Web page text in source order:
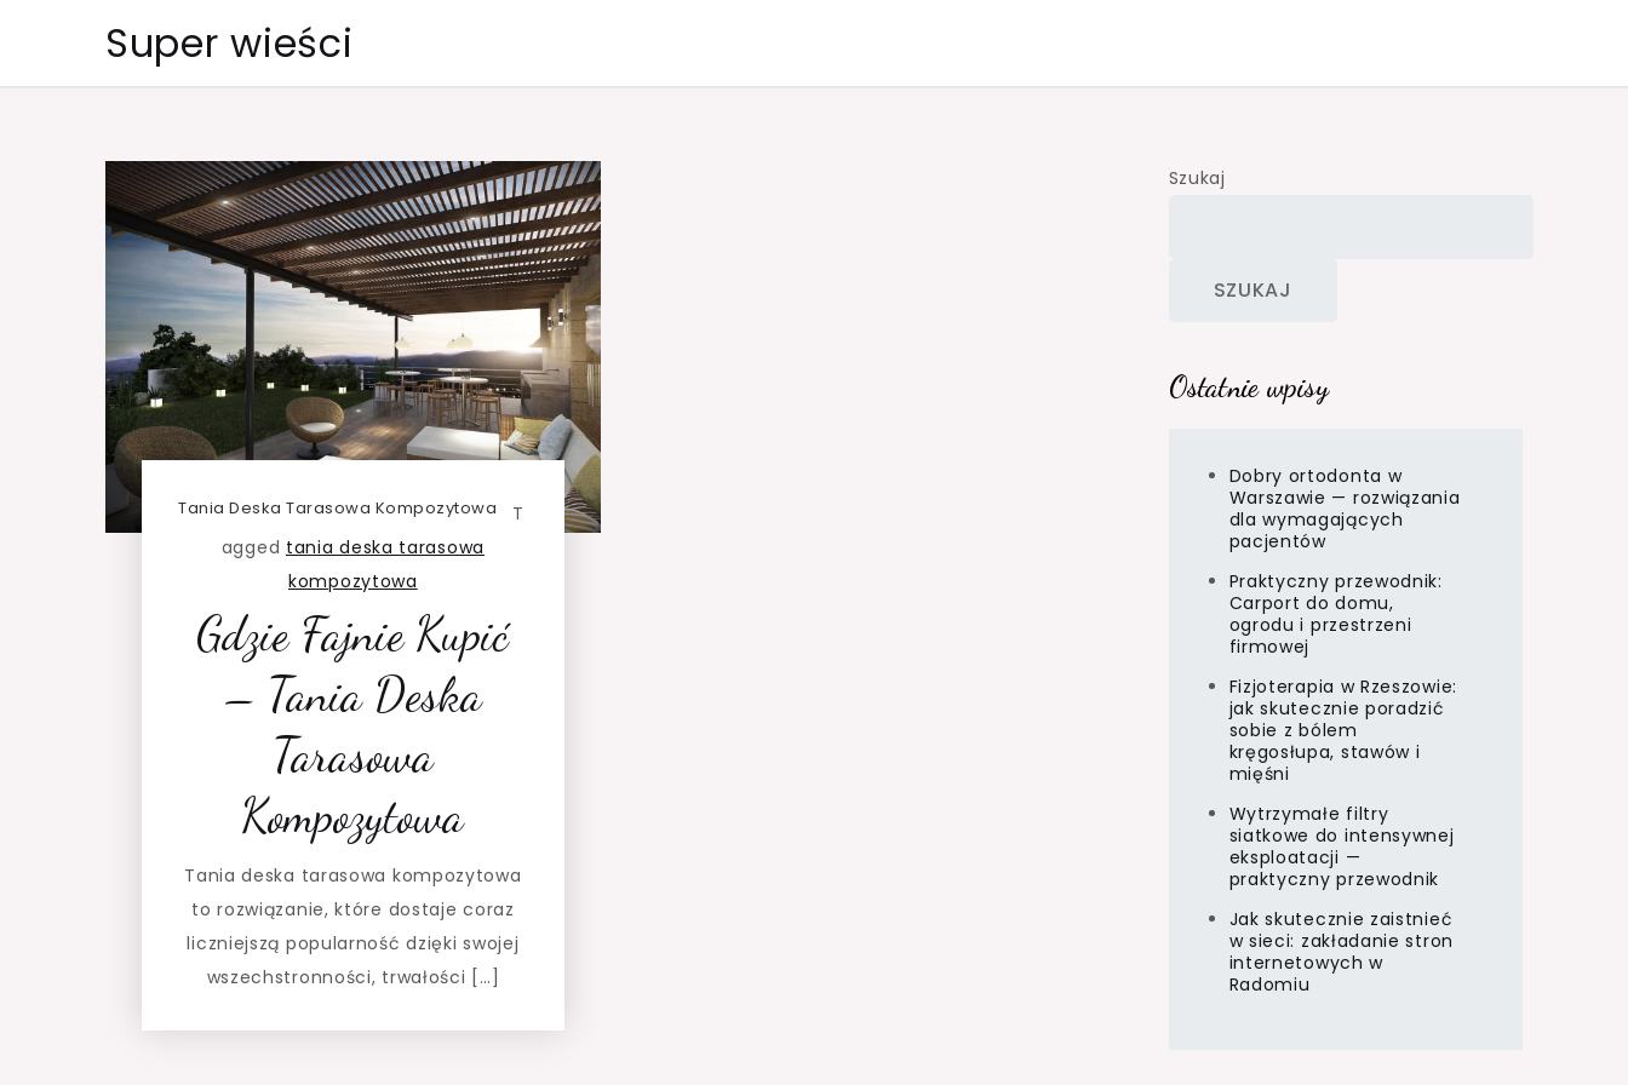
Super wieści
Tania Deska Tarasowa Kompozytowa
T
agged tania deska tarasowa
kompozytowa
Gdzie Fajnie Kupić
– Tania Deska
Tarasowa
Kompozytowa
Tania deska tarasowa kompozytowa
to rozwiązanie, które dostaje coraz
liczniejszą popularność dzięki swojej
wszechstronności, trwałości […]
Szukaj
SZUKAJ
Ostatnie wpisy
Dobry ortodonta w
Warszawie — rozwiązania
dla wymagających
pacjentów
Praktyczny przewodnik:
Carport do domu,
ogrodu i przestrzeni
firmowej
Fizjoterapia w Rzeszowie:
jak skutecznie poradzić
sobie z bólem
kręgosłupa, stawów i
mięśni
Wytrzymałe filtry
siatkowe do intensywnej
eksploatacji —
praktyczny przewodnik
Jak skutecznie zaistnieć
w sieci: zakładanie stron
internetowych w
Radomiu